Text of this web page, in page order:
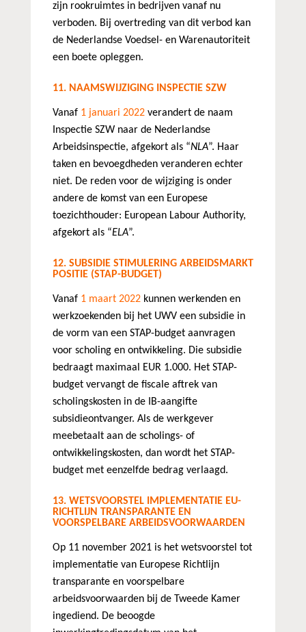
zijn rookruimtes in bedrijven vanaf nu
verboden. Bij overtreding van dit verbod kan
de Nederlandse Voedsel- en Warenautoriteit
een boete opleggen.
11. NAAMSWIJZIGING INSPECTIE SZW
Vanaf 1 januari 2022verandert de naam
Inspectie SZW naar de Nederlandse
Arbeidsinspectie, afgekort als “NLA”. Haar
taken en bevoegdheden veranderen echter
niet. De reden voor de wijziging is onder
andere de komst van een Europese
toezichthouder: European Labour Authority,
afgekort als “ELA”.
12. SUBSIDIE STIMULERING ARBEIDSMARKT
POSITIE (STAP-BUDGET)
Vanaf 1 maart 2022kunnen werkenden en
werkzoekenden bij het UWV een subsidie in
de vorm van een STAP-budget aanvragen
voor scholing en ontwikkeling. Die subsidie
bedraagt maximaal EUR 1.000. Het STAP-
budget vervangt de fiscale aftrek van
scholingskosten in de IB-aangifte
subsidieontvanger. Als de werkgever
meebetaalt aan de scholings- of
ontwikkelingskosten, dan wordt het STAP-
budget met eenzelfde bedrag verlaagd.
13. WETSVOORSTEL IMPLEMENTATIE EU-
RICHTLIJN TRANSPARANTE EN
VOORSPELBARE ARBEIDSVOORWAARDEN
Op 11 november 2021 is het wetsvoorstel tot
implementatie van Europese Richtlijn
transparante en voorspelbare
arbeidsvoorwaarden bij de Tweede Kamer
ingediend. De beoogde